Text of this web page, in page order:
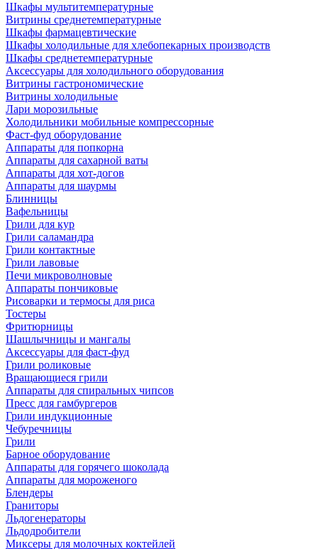
Шкафы мультитемпературные
Витрины среднетемпературные
Шкафы фармацевтические
Шкафы холодильные для хлебопекарных производств
Шкафы среднетемпературные
Аксессуары для холодильного оборудования
Витрины гастрономические
Витрины холодильные
Лари морозильные
Холодильники мобильные компрессорные
Фаст-фуд оборудование
Аппараты для попкорна
Аппараты для сахарной ваты
Аппараты для хот-догов
Аппараты для шаурмы
Блинницы
Вафельницы
Грили для кур
Грили саламандра
Грили контактные
Грили лавовые
Печи микроволновые
Аппараты пончиковые
Рисоварки и термосы для риса
Тостеры
Фритюрницы
Шашлычницы и мангалы
Аксессуары для фаст-фуд
Грили роликовые
Вращающиеся грили
Аппараты для спиральных чипсов
Пресс для гамбургеров
Грили индукционные
Чебуречницы
Грили
Барное оборудование
Аппараты для горячего шоколада
Аппараты для мороженого
Блендеры
Граниторы
Льдогенераторы
Льдодробители
Миксеры для молочных коктейлей